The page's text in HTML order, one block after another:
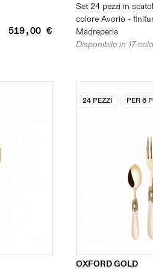
519,00 €
Set 24 pezzi in
colore Avorio -
Madreperla
Disponibile in 17
24 PEZZI PER 6
OXFORD GOLD